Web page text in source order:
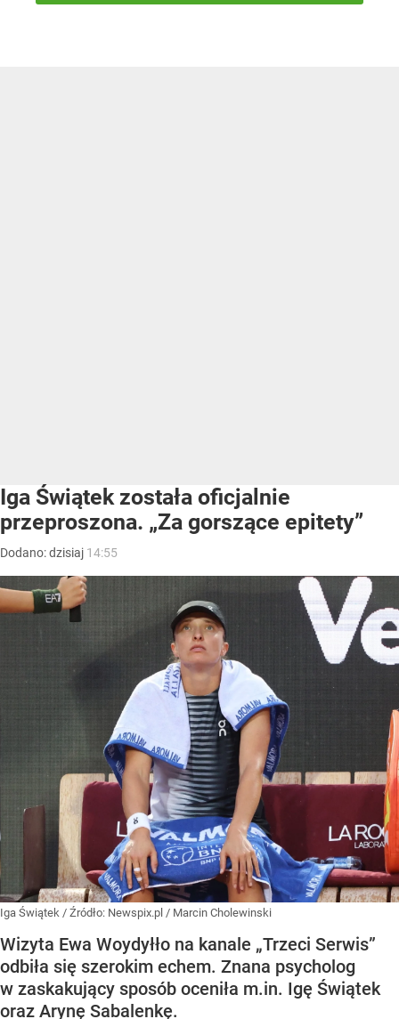
Iga Świątek została oficjalnie
przeproszona. „Za gorszące epitety”
Dodano:dzisiaj 14:55
Iga Świątek / Źródło: Newspix.pl / Marcin Cholewinski
Wizyta Ewa Woydyłło na kanale „Trzeci Serwis”
odbiła się szerokim echem. Znana psycholog
w zaskakujący sposób oceniła m.in. Igę Świątek
oraz Arynę Sabalenkę.